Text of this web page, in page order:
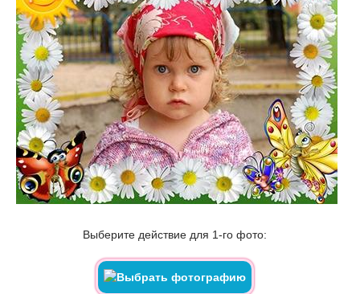
Выберите действие для 1-го фото: